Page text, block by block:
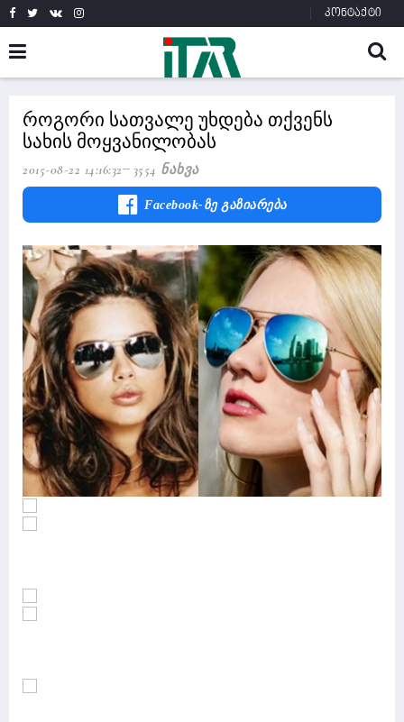
კონტაქტი
როგორი სათვალე უხდება თქვენს
სახის მოყვანილობას
2015-08-22 14:16:32 3554 Ნახვა
Facebook-Ზე Გაზიარება